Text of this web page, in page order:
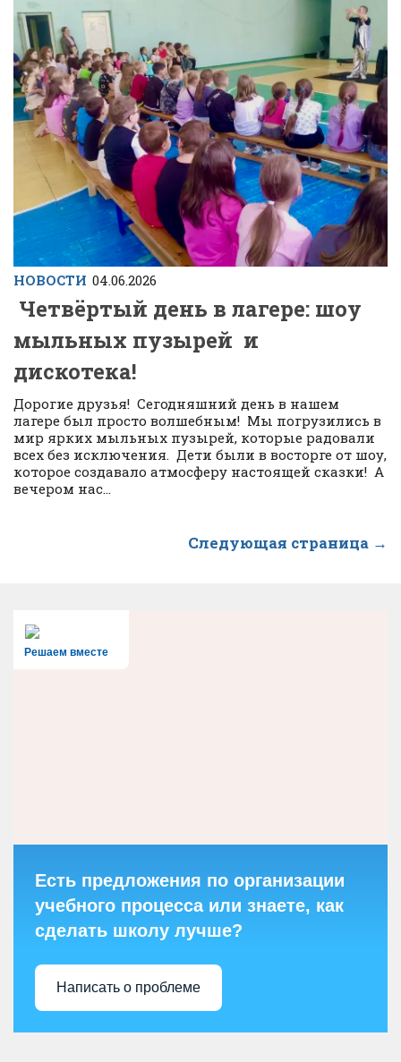
НОВОСТИ 04.06.2026
Четвёртый день в лагере: шоу
мыльных пузырей и
дискотека!
Дорогие друзья! Сегодняшний день в нашем
лагере был просто волшебным! Мы погрузились в
мир ярких мыльных пузырей, которые радовали
всех без исключения. Дети были в восторге от шоу,
которое создавало атмосферу настоящей сказки! А
вечером нас...
Следующая страница →
Решаем вместе
Есть предложения по организации
учебного процесса или знаете, как
сделать школу лучше?
Написать о проблеме